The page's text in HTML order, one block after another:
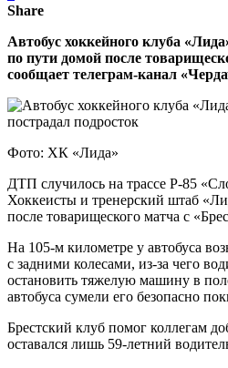
Share
Автобус хоккейного клуба
по пути домой после
сообщает телеграм-канал
Фото: ХК «Лида»
ДТП случилось на трассе Р-85
Хоккеисты и тренерский штаб
после товарищеского матча с
На 105-м километре у автобуса
с задними колесами, из-за чего
остановить тяжелую машину в
автобуса сумели его безопасно
Брестский клуб помог коллегам
оставался лишь 59-летний